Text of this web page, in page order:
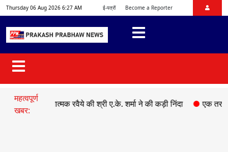
Thursday 06 Aug 2026 6:27 AM ई-पत्रों Become a Reporter
महत्वपूर्ण
खबर:
रवैये की श्री ए.के. शर्मा ने की कड़ी निंदा ●एक तरफ़ा प्यार में